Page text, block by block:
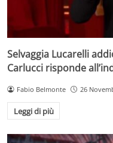
Selvaggia Lucarelli
Carlucci risponde
Fabio Belmonte 26
Leggi di più